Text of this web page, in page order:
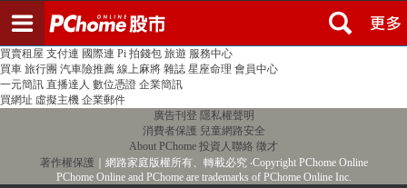
PChome首頁 線上購物 24h購物 書店
買賣租屋 支付連 國際連 Pi 拍錢包 旅遊 服務中心
買車 旅行團 汽車險推薦 線上麻將 雜誌 星座命理 會員中心
一元簡訊 直播達人 數位憑證 企業簡訊
買網址 虛擬主機 企業郵件
廣告刊登 隱私權聲明
消費者保護 兒童網路安全
About PChome 投資人聯絡 徵才
著作權保護 ｜網路家庭版權所有、轉載必究‧Copyright PChome Online
PChome Online and PChome are trademarks of PChome Online Inc.